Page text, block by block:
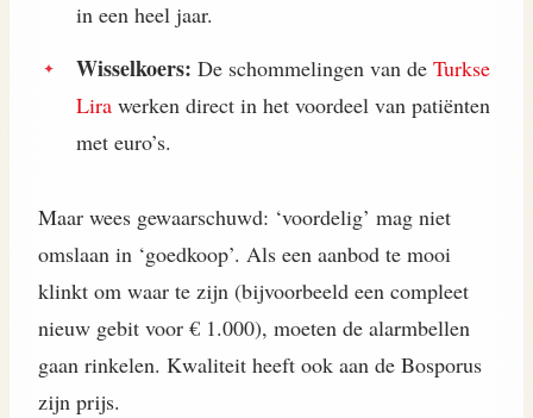
in een heel jaar.
Wisselkoers: De schommelingen van de Turkse
Lira werken direct in het voordeel van patiënten
met euro’s.
Maar wees gewaarschuwd: ‘voordelig’ mag niet
omslaan in ‘goedkoop’. Als een aanbod te mooi
klinkt om waar te zijn (bijvoorbeeld een compleet
nieuw gebit voor € 1.000), moeten de alarmbellen
gaan rinkelen. Kwaliteit heeft ook aan de Bosporus
zijn prijs.